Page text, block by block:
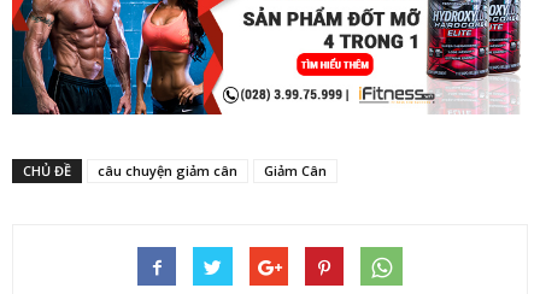
CHỦ ĐỀ câu chuyện giảm cân Giảm Cân